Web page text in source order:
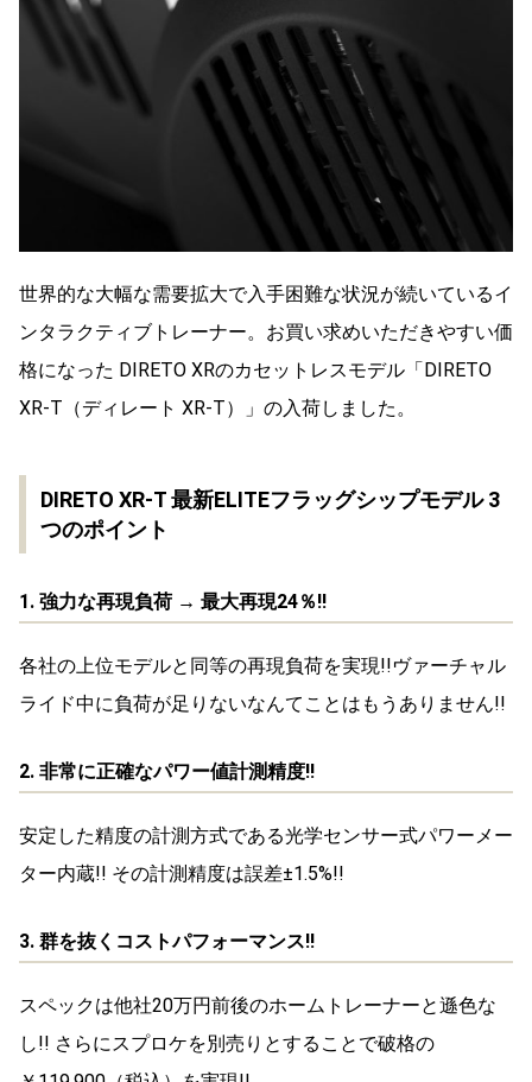
世界的な大幅な需要拡大で入手困難な状況が続いているイ
ンタラクティブトレーナー。お買い求めいただきやすい価
格になった DIRETO XRのカセットレスモデル「DIRETO
XR-T（ディレート XR-T）」の入荷しました。
DIRETO XR-T 最新ELITEフラッグシップモデル 3
つのポイント
1. 強力な再現負荷 → 最大再現24％!!
各社の上位モデルと同等の再現負荷を実現!!ヴァーチャル
ライド中に負荷が足りないなんてことはもうありません!!
2. 非常に正確なパワー値計測精度!!
安定した精度の計測方式である光学センサー式パワーメー
ター内蔵!! その計測精度は誤差±1.5%!!
3. 群を抜くコストパフォーマンス!!
スペックは他社20万円前後のホームトレーナーと遜色な
し!! さらにスプロケを別売りとすることで破格の